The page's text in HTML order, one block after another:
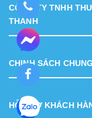
CÔNG TY TNHH
THÀNH
CHINH SÁCH CHUNG
HỖ TRỢ KHÁCH